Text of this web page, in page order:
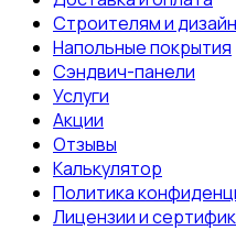
Строителям и
Напольные покрытия
Сэндвич-панели
Услуги
Акции
Отзывы
Калькулятор
Политика
Лицензии и